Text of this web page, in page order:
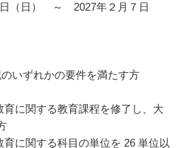
（日） ～ 2027年２月７日
いずれかの要件を満たす方
に関する教育課程を修了し、大
に関する科目の単位を 26 単位以